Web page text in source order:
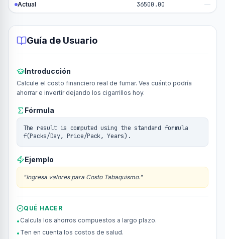
Actual 36500.00 —
Guía de Usuario
Introducción
Calcule el costo financiero real de fumar. Vea cuánto podría
ahorrar e invertir dejando los cigarrillos hoy.
Fórmula
The result is computed using the standard formula
f(Packs/Day, Price/Pack, Years).
Ejemplo
"Ingresa valores para Costo Tabaquismo."
QUÉ HACER
• Calcula los ahorros compuestos a largo plazo.
• Ten en cuenta los costos de salud.